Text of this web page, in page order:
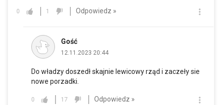
0 1 Odpowiedz »
Gość
12.11.2023 20:44
Do władzy doszedł skajnie lewicowy rząd i zaczeły sie
nowe porzadki.
0 17 Odpowiedz »